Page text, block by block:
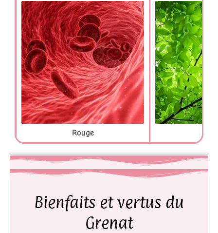
Rouge
Bienfaits et vertus du
Grenat